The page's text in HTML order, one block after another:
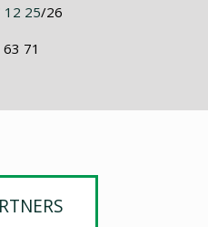
12 25/26
71